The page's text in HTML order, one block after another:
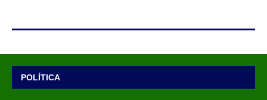
POLÍTICA